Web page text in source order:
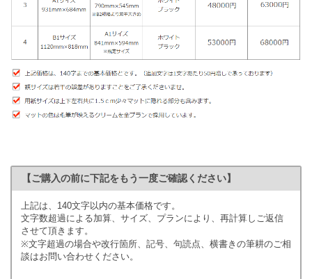
【ご購入の前に下記をもう一度ご確認ください】
上記は、140文字以内の基本価格です。
文字数超過による加算、サイズ、プランにより、再計算しご返信
させて頂きます。
※文字超過の場合や改行箇所、記号、句読点、横書きの筆耕のご相
談はお問い合わせください。